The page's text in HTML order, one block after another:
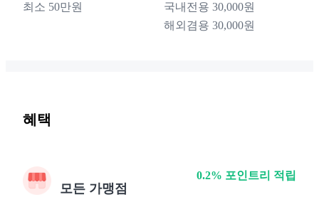
최소 50만원
국내전용 30,000원
해외겸용 30,000원
혜택
모든 가맹점
0.2% 포인트리 적립